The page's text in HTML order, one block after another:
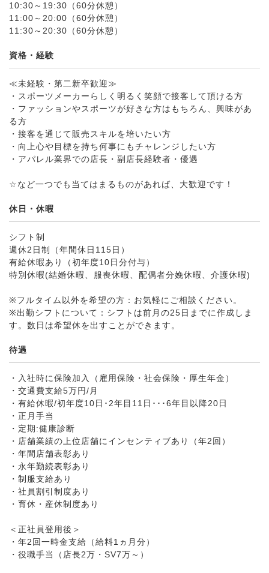
10:30～19:30（60分休憩）
11:00～20:00（60分休憩）
11:30～20:30（60分休憩）
資格・経験
≪未経験・第二新卒歓迎≫
・スポーツメーカーらしく明るく笑顔で接客して頂ける方
・ファッションやスポーツが好きな方はもちろん、興味があ
る方
・接客を通じて販売スキルを培いたい方
・向上心や目標を持ち何事にもチャレンジしたい方
・アパレル業界での店長・副店長経験者・優遇
☆など一つでも当てはまるものがあれば、大歓迎です！
休日・休暇
シフト制
週休2日制（年間休日115日）
有給休暇あり（初年度10日分付与）
特別休暇(結婚休暇、服喪休暇、配偶者分娩休暇、介護休暇)
※フルタイム以外を希望の方：お気軽にご相談ください。
※出勤シフトについて：シフトは前月の25日までに作成しま
す。数日は希望休を出すことができます。
待遇
・入社時に保険加入（雇用保険・社会保険・厚生年金）
・交通費支給5万円/月
・有給休暇/初年度10日･2年目11日･･･6年目以降20日
・正月手当
・定期:健康診断
・店舗業績の上位店舗にインセンティブあり（年2回）
・年間店舗表彰あり
・永年勤続表彰あり
・制服支給あり
・社員割引制度あり
・育休・産休制度あり
＜正社員登用後＞
・年2回一時金支給（給料1ヵ月分）
・役職手当（店長2万・SV7万～）